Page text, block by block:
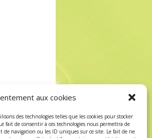
aux cookies
des technologies telles que les cookies pour stocker
fait de consentir à ces technologies nous permettra de
de navigation ou les ID uniques sur ce site. Le fait de ne